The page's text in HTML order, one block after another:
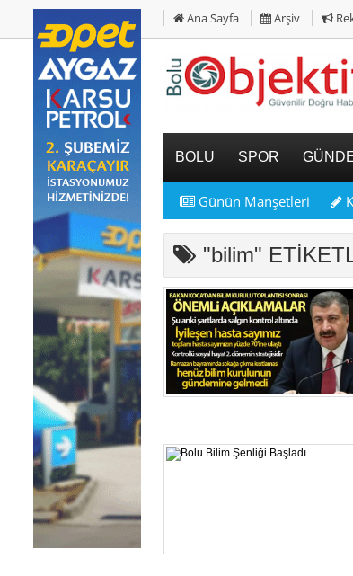
Ana Sayfa Arşiv
BOLU SPOR
Günün Manşetleri
"bilim"